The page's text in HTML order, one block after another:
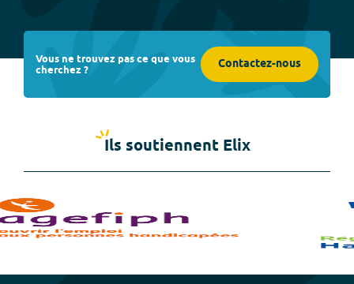
Vous ne trouvez pas ce que vous
cherchez ? Contactez-nous
Ils soutiennent Elix